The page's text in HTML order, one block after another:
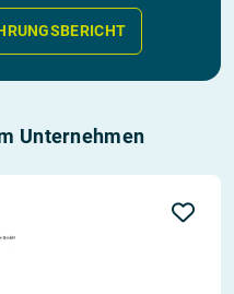
Unternehmen